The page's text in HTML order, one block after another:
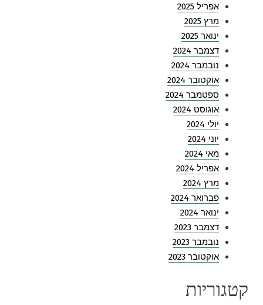
אפריל 2025
מרץ 2025
ינואר 2025
דצמבר 2024
נובמבר 2024
אוקטובר 2024
ספטמבר 2024
אוגוסט 2024
יולי 2024
יוני 2024
מאי 2024
אפריל 2024
מרץ 2024
פברואר 2024
ינואר 2024
דצמבר 2023
נובמבר 2023
אוקטובר 2023
קטגוריות